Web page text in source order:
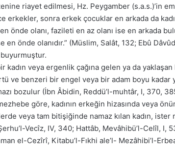
riayet edilmesi, Hz. Peygamber (s.a.s.)’in
erkekler, sonra erkek çocuklar en arkada da
önde olanı, fazileti en az olanı ise en arkada
önde olanıdır.” (Müslim, Salât, 132; Ebû
kadın veya ergenlik çağına gelen ya da
ve benzeri bir engel veya bir adam boyu kadar
bozulur (İbn Âbidin, Reddü’l-muhtâr, I, 370,
göre, kadının erkeğin hizasında veya
veya tam bitişiğinde namaz kılan kadın,
Vecîz, IV, 340; Hattâb, Mevâhibü’l-Celîl, I,
el-Cezîrî, Kitabu’l-Fıkhi ale’l- Mezâhibi’l-